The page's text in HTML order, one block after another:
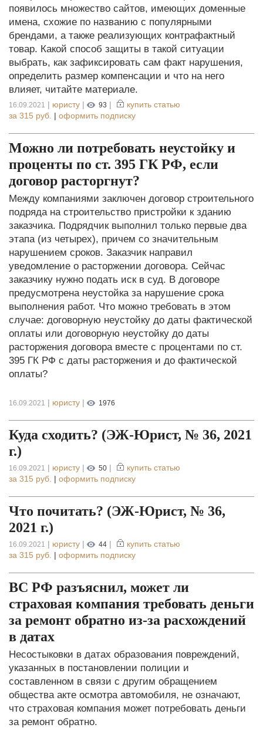
появилось множество сайтов, имеющих доменные
имена, схожие по названию с популярными
брендами, а также реализующих контрафактный
товар. Какой способ защиты в такой ситуации
выбрать, как зафиксировать сам факт нарушения,
определить размер компенсации и что на него
влияет, читайте материале.
16.09.2021 | юристу | 93 |
купить статью
за 315 руб. | оформить подписку
Можно ли потребовать неустойку и
проценты по ст. 395 ГК РФ, если
договор расторгнут?
Между компаниями заключен договор строительного
подряда на строительство пристройки к зданию
заказчика. Подрядчик выполнил только первые два
этапа (из четырех), причем со значительным
нарушением сроков. Заказчик направил
уведомление о расторжении договора. Сейчас
заказчику нужно подать иск в суд. В договоре
предусмотрена неустойка за нарушение срока
выполнения работ. Что можно требовать в этом
случае: договорную неустойку до даты фактической
оплаты или договорную неустойку до даты
расторжения договора вместе с процентами по ст.
395 ГК РФ с даты расторжения и до фактической
оплаты?
16.09.2021 | юристу | 1976
Куда сходить? (ЭЖ-Юрист, № 36, 2021
г.)
16.09.2021 | юристу | 50 |
купить статью
за 315 руб. | оформить подписку
Что почитать? (ЭЖ-Юрист, № 36,
2021 г.)
16.09.2021 | юристу | 44 |
купить статью
за 315 руб. | оформить подписку
ВС РФ разъяснил, может ли
страховая компания требовать деньги
за ремонт обратно из-за расхождений
в датах
Несостыковки в датах образования повреждений,
указанных в постановлении полиции и
составленном в связи с другим обращением
общества акте осмотра автомобиля, не означают,
что страховая компания может потребовать деньги
за ремонт обратно.